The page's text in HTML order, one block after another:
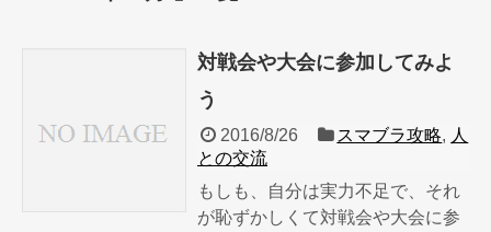
対戦会や大会に参加してみよ
う
2016/8/26 スマブラ攻略, 人
との交流
もしも、自分は実力不足で、それ
が恥ずかしくて対戦会や大会に参